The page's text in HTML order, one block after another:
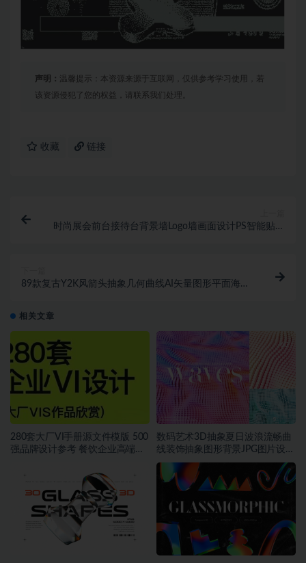
声明： 温馨提示：本资源来源于互联网，仅供参考学习使用，若
该资源侵犯了您的权益，请联系我们处理。
收藏 链接
时尚展会前台接待台背景墙Logo墙画面设计PS智能贴图
89款复古Y2K风箭头抽象几何曲线AI矢量图形平面海报
相关文章
280套大厂VI手册源文件模版 500
强品牌设计参考 餐饮企业高端矢
数码艺术3D抽象夏日波浪流畅曲
线装饰抽象图形背景JPG图片设计
素材